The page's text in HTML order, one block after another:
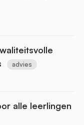
advies
alle leerlingen